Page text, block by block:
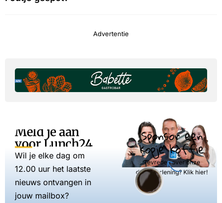
Advertentie
Meld je aan
voor Lunch24
Wil je elke dag om
12.00 uur het laatste
nieuws ontvangen in
jouw mailbox?
Sponsor een
kopje koffie
Tevreden over onze
dienstverlening? Klik hier!